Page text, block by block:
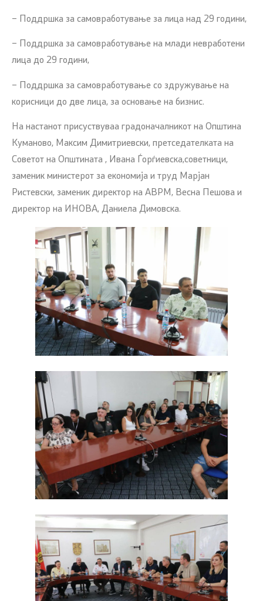
– Поддршка за самовработување за лица над 29 години,
– Поддршка за самовработување на млади невработени
лица до 29 години,
– Поддршка за самовработување со здружување на
корисници до две лица, за основање на бизнис.
На настанот присуствуваа градоначалникот на Општина
Куманово, Максим Димитриевски, претседателката на
Советот на Општината , Ивана Ѓорѓиевска,советници,
заменик министерот за економија и труд Марјан
Ристевски, заменик директор на АВРМ, Весна Пешова и
директор на ИНОВА, Даниела Димовска.